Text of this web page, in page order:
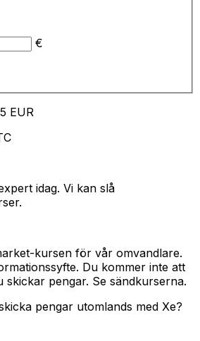
€
EUR
idag. Vi kan slå
kursen för vår omvandlare.
Du kommer inte att
skickar pengar. Se sändkurserna.
pengar utomlands med Xe?